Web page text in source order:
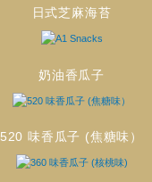
日式芝麻海苔
奶油香瓜子
520 味香瓜子 (焦糖味）